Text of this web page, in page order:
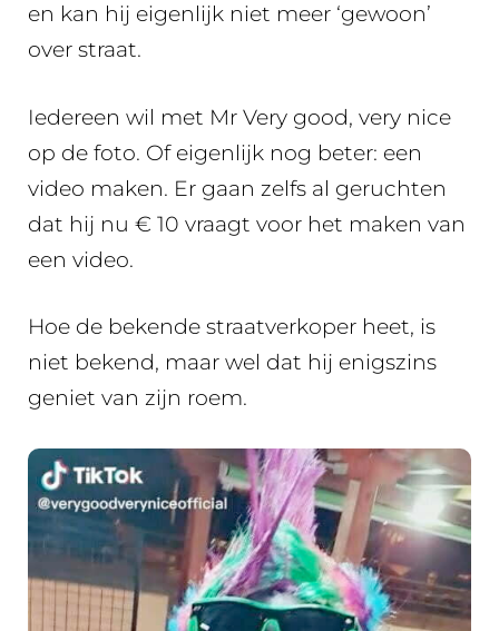
en kan hij eigenlijk niet meer ‘gewoon’
over straat.
Iedereen wil met Mr Very good, very nice
op de foto. Of eigenlijk nog beter: een
video maken. Er gaan zelfs al geruchten
dat hij nu € 10 vraagt voor het maken van
een video.
Hoe de bekende straatverkoper heet, is
niet bekend, maar wel dat hij enigszins
geniet van zijn roem.